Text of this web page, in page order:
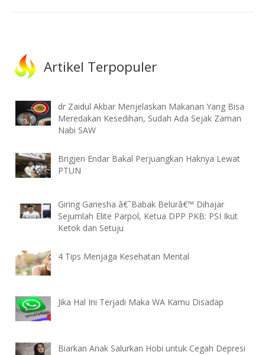
Artikel Terpopuler
dr Zaidul Akbar Menjelaskan Makanan Yang Bisa
Meredakan Kesedihan, Sudah Ada Sejak Zaman
Nabi SAW
Brigjen Endar Bakal Perjuangkan Haknya Lewat
PTUN
Giring Ganesha â€˜Babak Belurâ€™ Dihajar
Sejumlah Elite Parpol, Ketua DPP PKB: PSI Ikut
Ketok dan Setuju
4 Tips Menjaga Kesehatan Mental
Jika Hal Ini Terjadi Maka WA Kamu Disadap
Biarkan Anak Salurkan Hobi untuk Cegah Depresi